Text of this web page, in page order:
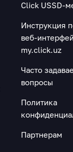
Click USSD-
Инструкция
веб-
my.click.uz
Часто
вопросы
Политика
Партнерам